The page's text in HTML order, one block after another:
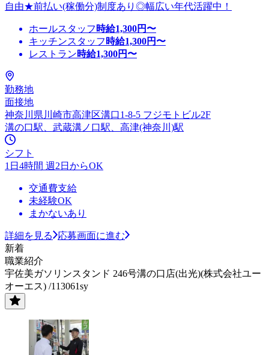
自由★前払い(稼働分)制度あり◎幅広い年代活躍中！
ホールスタッフ 時給1,300円〜
キッチンスタッフ 時給1,300円〜
レストラン時給1,300円〜
勤務地
面接地
神奈川県川崎市高津区溝口1-8-5 フジモトビル2F
溝の口駅、武蔵溝ノ口駅、高津(神奈川)駅
シフト
1日4時間 週2日からOK
交通費支給
未経験OK
まかないあり
詳細を見る
応募画面に進む
新着
職業紹介
宇佐美ガソリンスタンド 246号溝の口店(出光)(株式会社ユー
オーエス) /113061sy